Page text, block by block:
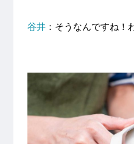
谷井：そうなんですね！